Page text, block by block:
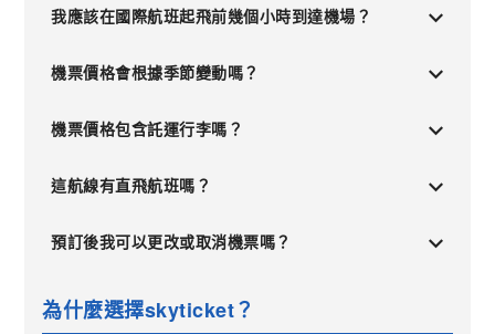
我應該在國際航班起飛前幾個小時到達機場？
機票價格會根據季節變動嗎？
機票價格包含託運行李嗎？
這航線有直飛航班嗎？
預訂後我可以更改或取消機票嗎？
為什麼選擇skyticket？